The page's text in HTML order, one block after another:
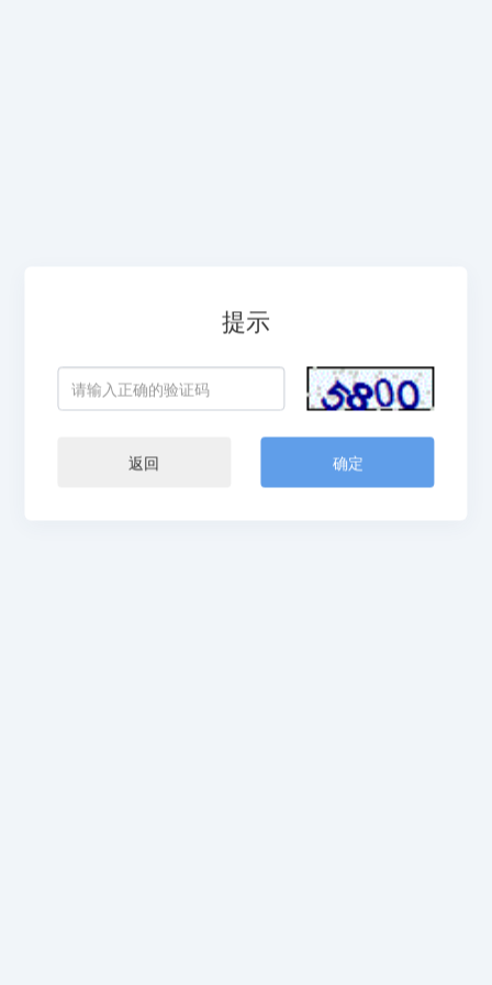
提示
返回 确定